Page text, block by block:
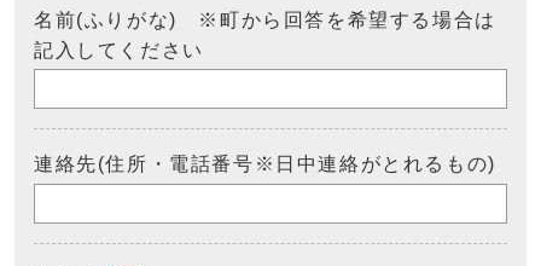
名前(ふりがな) ※町から回答を希望する場合は
記入してください
連絡先(住所・電話番号※日中連絡がとれるもの)